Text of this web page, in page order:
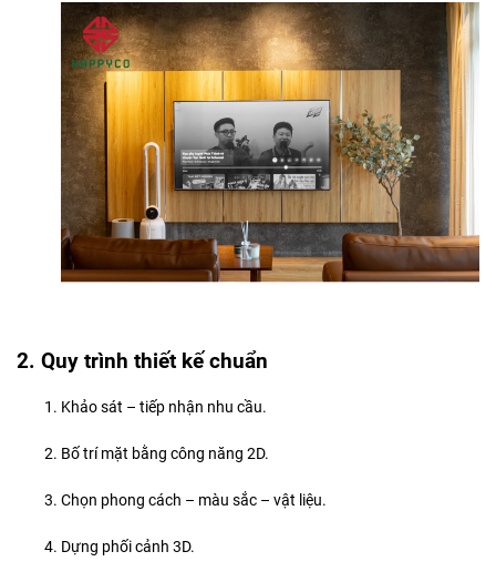
2. Quy trình thiết kế chuẩn
Khảo sát – tiếp nhận nhu cầu.
Bố trí mặt bằng công năng 2D.
Chọn phong cách – màu sắc – vật liệu.
Dựng phối cảnh 3D.